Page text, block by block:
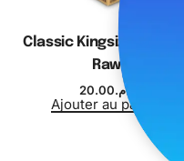
Classic Kingsize Cones –
Raw
د.م.20.00
Ajouter au panier